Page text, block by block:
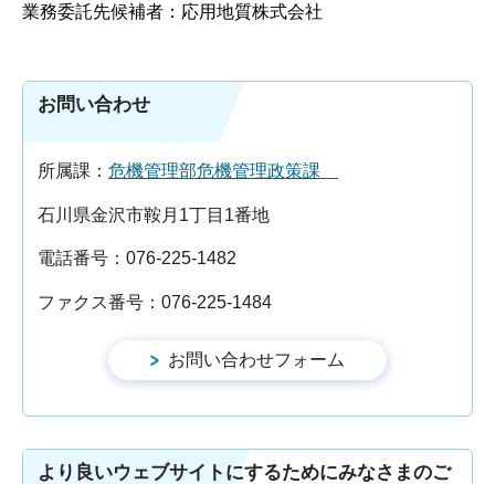
業務委託先候補者：応用地質株式会社
お問い合わせ
所属課： 危機管理部危機管理政策課
石川県金沢市鞍月1丁目1番地
電話番号：076-225-1482
ファクス番号：076-225-1484
より良いウェブサイトにするためにみなさまのご